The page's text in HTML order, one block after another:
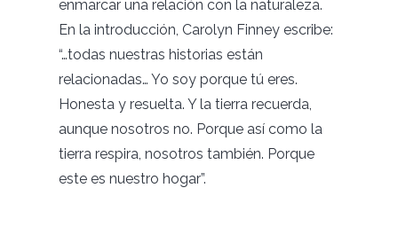
enmarcar una relación con la naturaleza.
En la introducción, Carolyn Finney escribe:
“…todas nuestras historias están
relacionadas… Yo soy porque tú eres.
Honesta y resuelta. Y la tierra recuerda,
aunque nosotros no. Porque así como la
tierra respira, nosotros también. Porque
este es nuestro hogar”.